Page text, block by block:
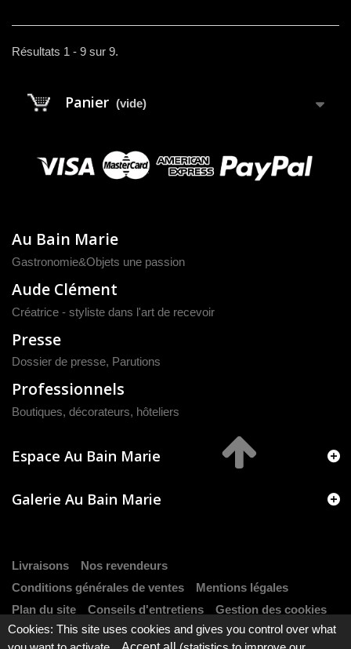
Résultats 1 - 9 sur 9.
Panier (vide)
Au Bain Marie
Gastronomie&Objets une passion
Aude Clément
Créatrice - styliste dans l'art de recevoir
Presse
Dossier de presse, Parutions
Professionnels
Boutiques, décorateurs, hôteliers
Espace Au Bain Marie
Galerie Au Bain Marie
Livraisons
Nos revendeurs
Conditions générales de ventes
Mentions légales
Plan du site
Conseils d'entretiens
Gestion des cookies
Cookies: This site uses cookies and gives you control over what